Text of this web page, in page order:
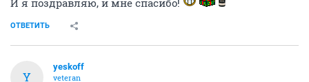
ОТВЕТИТЬ
Y
yeskoff
veteran